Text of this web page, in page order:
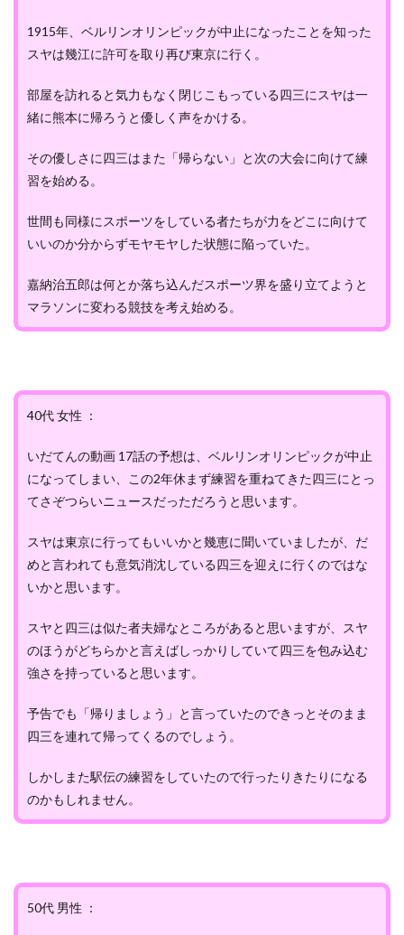
1915年、ベルリンオリンピックが中止になったことを知った
スヤは幾江に許可を取り再び東京に行く。
部屋を訪れると気力もなく閉じこもっている四三にスヤは一
緒に熊本に帰ろうと優しく声をかける。
その優しさに四三はまた「帰らない」と次の大会に向けて練
習を始める。
世間も同様にスポーツをしている者たちが力をどこに向けて
いいのか分からずモヤモヤした状態に陥っていた。
嘉納治五郎は何とか落ち込んだスポーツ界を盛り立てようと
マラソンに変わる競技を考え始める。
40代 女性 ：
いだてんの動画 17話の予想は、ベルリンオリンピックが中止
になってしまい、この2年休まず練習を重ねてきた四三にとっ
てさぞつらいニュースだっただろうと思います。
スヤは東京に行ってもいいかと幾恵に聞いていましたが、だ
めと言われても意気消沈している四三を迎えに行くのではな
いかと思います。
スヤと四三は似た者夫婦なところがあると思いますが、スヤ
のほうがどちらかと言えばしっかりしていて四三を包み込む
強さを持っていると思います。
予告でも「帰りましょう」と言っていたのできっとそのまま
四三を連れて帰ってくるのでしょう。
しかしまた駅伝の練習をしていたので行ったりきたりになる
のかもしれません。
50代 男性 ：